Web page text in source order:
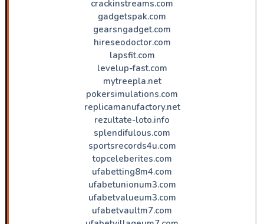
crackinstreams.com
gadgetspak.com
gearsngadget.com
hireseodoctor.com
lapsfit.com
levelup-fast.com
mytreepla.net
pokersimulations.com
replicamanufactory.net
rezultate-loto.info
splendifulous.com
sportsrecords4u.com
topceleberites.com
ufabetting8m4.com
ufabetunionum3.com
ufabetvalueum3.com
ufabetvaultm7.com